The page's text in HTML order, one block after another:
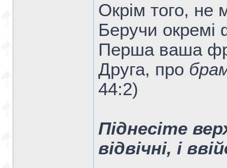
Окрім того, не
Беручи окремі
Перша ваша
Друга, про
44:2)
Піднесіте
відвічні, і